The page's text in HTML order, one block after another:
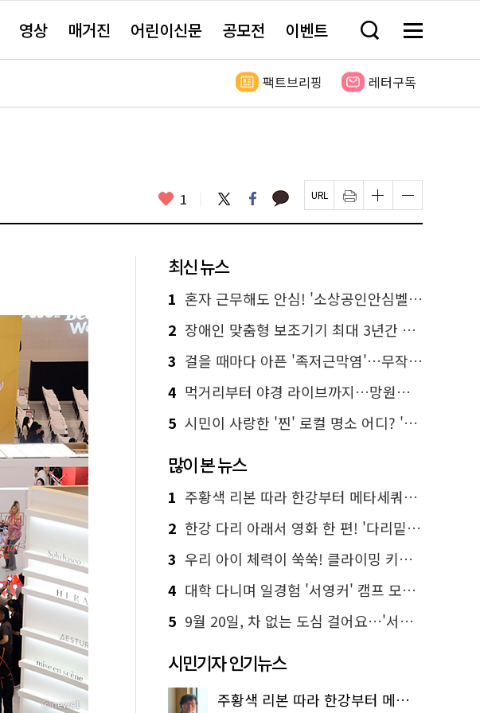
영상 매거진 어린이신문 공모전 이벤트 검
창
기
메
전
보
팩트브리핑 레터구독
좋
요
1 트
위
터
페
이
스
카
카 페
이
지
인
쇄
하
글
자
크
하
기
글
자
크
하
기
최신 뉴스
1 혼자 근무해도 안심! '소상공인안심벨' 신청하세요
2 장애인 맞춤형 보조기기 최대 3년간 무상 대여…삶의 질 높인다
3 걸을 때마다 아픈 '족저근막염'…무작정 참지 말고 '이것' 해보세요!
4 먹거리부터 야경 라이브까지…망원한강공원 알짜 코스
5 시민이 사랑한 '찐' 로컬 명소 어디? '서울에디션25' 추천 코스
많이 본 뉴스
1 주황색 리본 따라 한강부터 메타세쿼이아 숲길까지…서울둘레길 15코스
2 한강 다리 아래서 영화 한 편! '다리밑 영화관' 무료 상영
3 우리 아이 체력이 쑥쑥! 클라이밍 키즈카페·어린이 체력장
4 대학 다니며 일경험 '서영커' 캠프 모집…전액 무료
5 9월 20일, 차 없는 도심 걸어요…'서울 걷자 페스티벌' 선착순 5천명
시민기자 인기뉴스
주황색 리본 따라 한강부터 메타세쿼이아 숲길까지…서울둘레길 15코스